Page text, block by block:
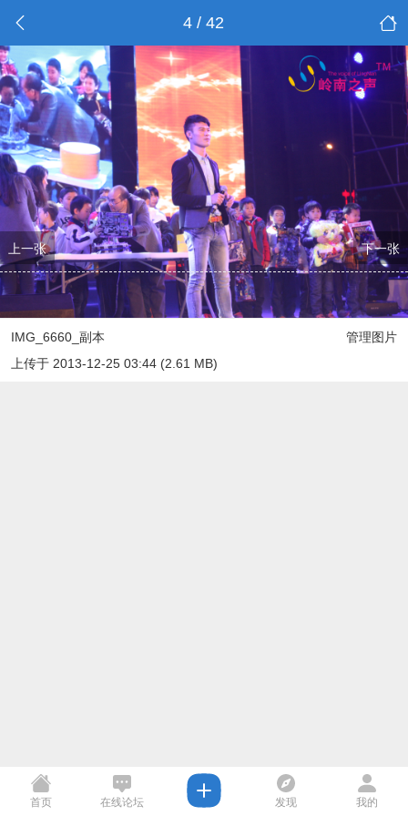
4 / 42
上一张 下一张
管理图片
IMG_6660_副本
上传于 2013-12-25 03:44 (2.61 MB)
首页 在线论坛 发现 我的